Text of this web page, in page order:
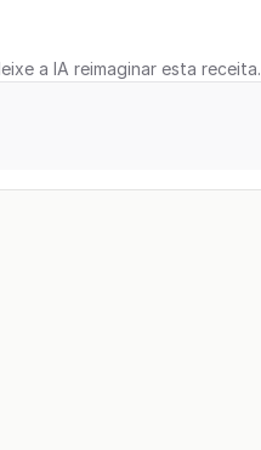
a IA reimaginar esta receita.